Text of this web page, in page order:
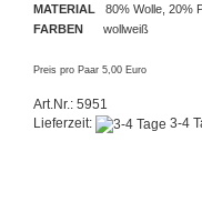
MATERIAL 80% Wolle, 20%
FARBEN
wollweiß
Preis pro Paar 5,00 Euro
Art.Nr.: 5951
Lieferzeit:
3-4